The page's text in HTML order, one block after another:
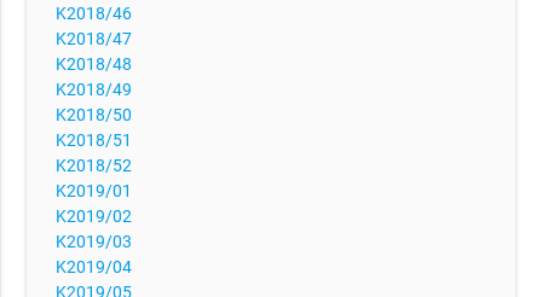
K2018/46
K2018/47
K2018/48
K2018/49
K2018/50
K2018/51
K2018/52
K2019/01
K2019/02
K2019/03
K2019/04
K2019/05